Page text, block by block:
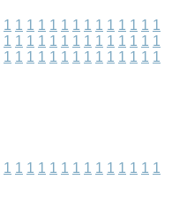
1 1 1 1 1 1 1 1 1 1 1 1 1 1
1 1 1 1 1 1 1 1 1 1 1 1 1 1
1 1 1 1 1 1 1 1 1 1 1 1 1 1
1 1 1 1 1 1 1 1 1 1 1 1 1 1